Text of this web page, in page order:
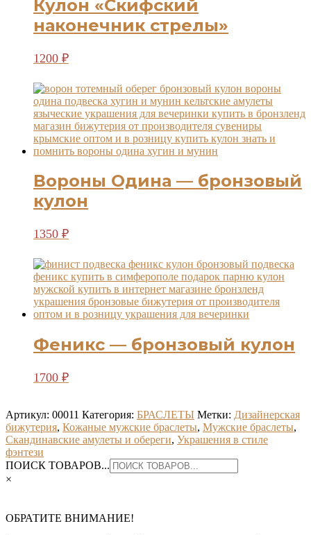
Кулон «Скифский
наконечник стрелы»
1200 ₽Этот
товар
несколько
вариаций.
Опции
можно
выбрать
на
товара.
Вороны Одина — бронзовый
кулон
1350 ₽
Феникс — бронзовый кулон
1700 ₽
Артикул: 00011 Категория: БРАСЛЕТЫ Метки: Дизайнерская
бижутерия, Кожаные мужские браслеты, Мужские браслеты,
Скандинавские амулеты и обереги, Украшения в стиле
фэнтези
ПОИСК ТОВАРОВ...
×
ОБРАТИТЕ ВНИМАНИЕ!